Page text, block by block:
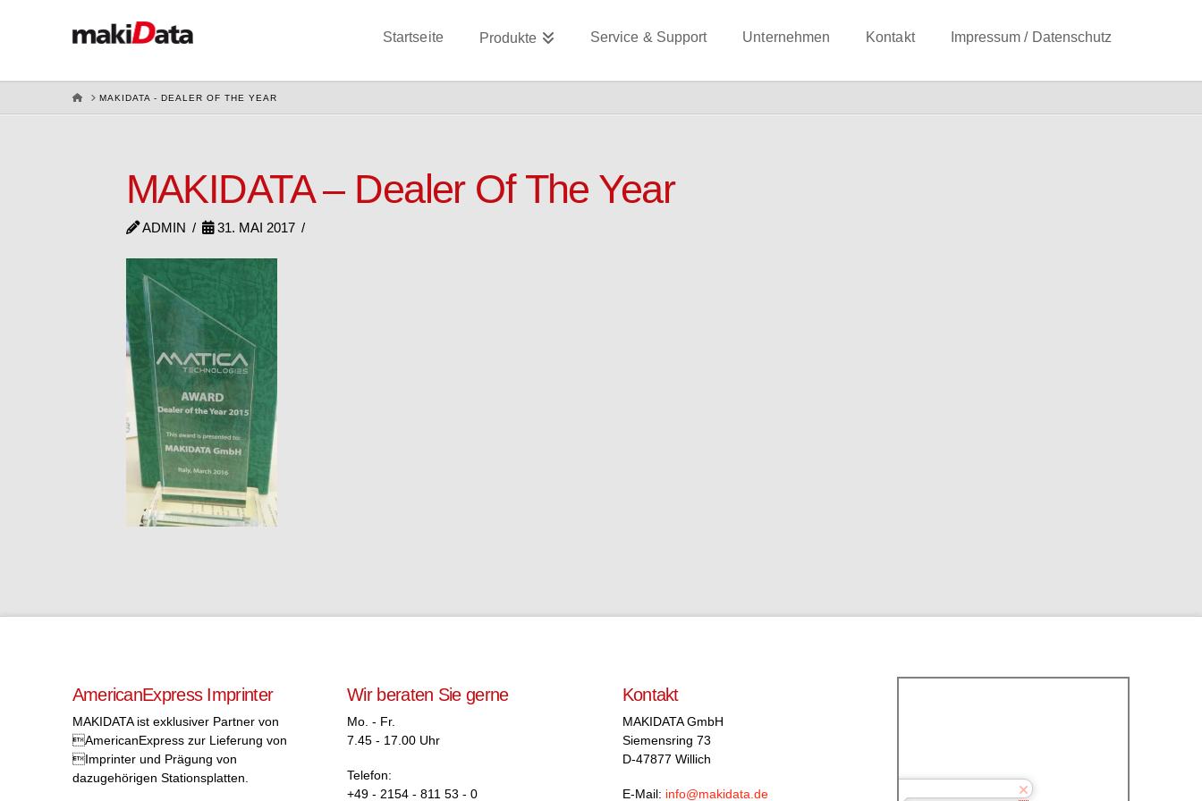
Startseite Produkte Service & Support Unternehmen Kontakt Impressum / Datenschutz
HOMEMAKIDATA - DEALER OF THE YEAR
MAKIDATA – Dealer Of The Year
ADMIN 31. MAI 2017
AmericanExpress Imprinter
MAKIDATA ist exklusiver Partner von
AmericanExpress zur Lieferung von
Imprinter und Prägung von
dazugehörigen Stationsplatten.
Wir beraten Sie gerne
Mo. - Fr.
7.45 - 17.00 Uhr
Telefon:
+49 - 2154 - 811 53 - 0
Kontakt
MAKIDATA GmbH
Siemensring 73
D-47877 Willich
E-Mail: info@makidata.de